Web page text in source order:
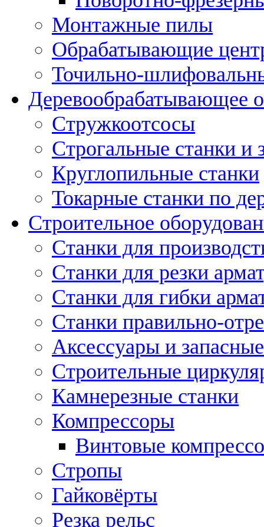
Монтажные пилы
Обрабатывающие
Точильно-
Деревообрабатывающее
Стружкоотсосы
Строгальные станки и
Круглопильные станки
Токарные станки по
Строительное
Станки для
Станки для резки
Станки для гибки
Станки правильно-
Аксессуары и
Строительные
Камнерезные станки
Компрессоры
Винтовые
Стропы
Гайковёрты
Резка рельс